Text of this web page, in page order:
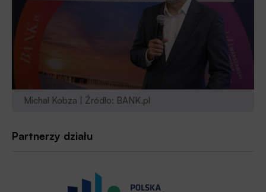
Michał Kobza | Źródło: BANK.pl
Partnerzy działu